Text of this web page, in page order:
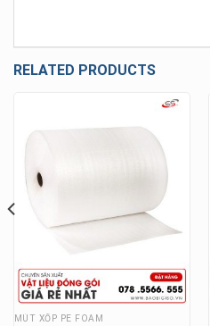
RELATED PRODUCTS
MÚT XỐP PE FOAM